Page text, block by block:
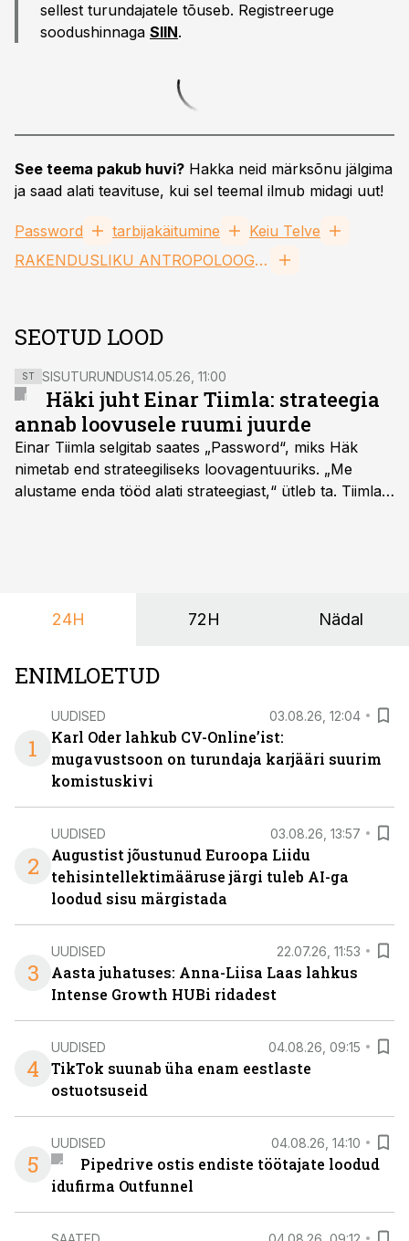
sellest turundajatele tõuseb. Registreeruge
soodushinnaga SIIN.
See teema pakub huvi? Hakka neid märksõnu jälgima
ja saad alati teavituse, kui sel teemal ilmub midagi uut!
Password tarbijakäitumine
Keiu Telve
RAKENDUSLIKU ANTROPOLOOGIA KESKUS MTÜ
SEOTUD LOOD
ST SISUTURUNDUS14.05.26, 11:00
Häki juht Einar Tiimla: strateegia
annab loovusele ruumi juurde
Einar Tiimla selgitab saates „Password“, miks Häk
nimetab end strateegiliseks loovagentuuriks. „Me
alustame enda tööd alati strateegiast,“ ütleb ta. Tiimla
24H 72H Nädal
ENIMLOETUD
1
UUDISED 03.08.26, 12:04
Karl Oder lahkub CV-Online’ist:
mugavustsoon on turundaja karjääri suurim
komistuskivi
2
UUDISED 03.08.26, 13:57
Augustist jõustunud Euroopa Liidu
tehisintellektimääruse järgi tuleb AI-ga
loodud sisu märgistada
3
UUDISED 22.07.26, 11:53
Aasta juhatuses: Anna-Liisa Laas lahkus
Intense Growth HUBi ridadest
4
UUDISED 04.08.26, 09:15
TikTok suunab üha enam eestlaste
ostuotsuseid
5
UUDISED 04.08.26, 14:10
Pipedrive ostis endiste töötajate loodud
idufirma Outfunnel